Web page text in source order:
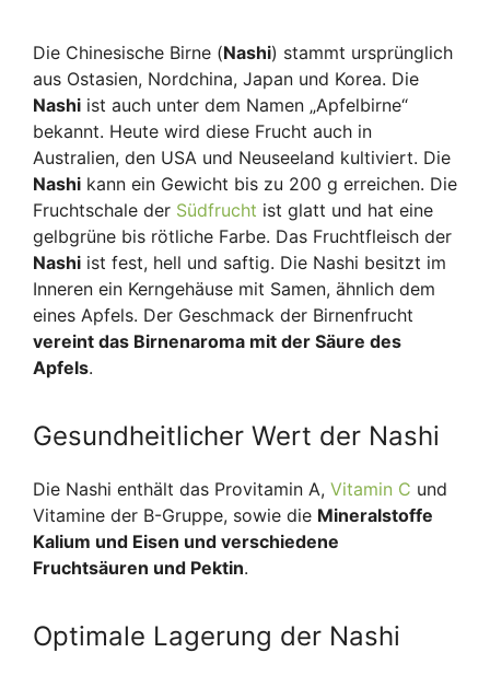
Die Chinesische Birne (Nashi) stammt ursprünglich
aus Ostasien, Nordchina, Japan und Korea. Die
Nashi ist auch unter dem Namen „Apfelbirne“
bekannt. Heute wird diese Frucht auch in
Australien, den USA und Neuseeland kultiviert. Die
Nashi kann ein Gewicht bis zu 200 g erreichen. Die
Fruchtschale der Südfrucht ist glatt und hat eine
gelbgrüne bis rötliche Farbe. Das Fruchtfleisch der
Nashi ist fest, hell und saftig. Die Nashi besitzt im
Inneren ein Kerngehäuse mit Samen, ähnlich dem
eines Apfels. Der Geschmack der Birnenfrucht
vereint das Birnenaroma mit der Säure des
Apfels.
Gesundheitlicher Wert der Nashi
Die Nashi enthält das Provitamin A, Vitamin C und
Vitamine der B-Gruppe, sowie die Mineralstoffe
Kalium und Eisen und verschiedene
Fruchtsäuren und Pektin.
Optimale Lagerung der Nashi